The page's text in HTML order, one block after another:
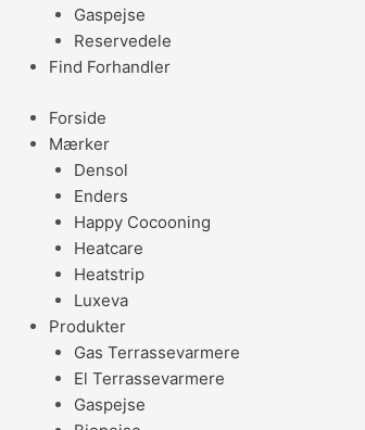
Gaspejse
Reservedele
Find Forhandler
Forside
Mærker
Densol
Enders
Happy Cocooning
Heatcare
Heatstrip
Luxeva
Produkter
Gas Terrassevarmere
El Terrassevarmere
Gaspejse